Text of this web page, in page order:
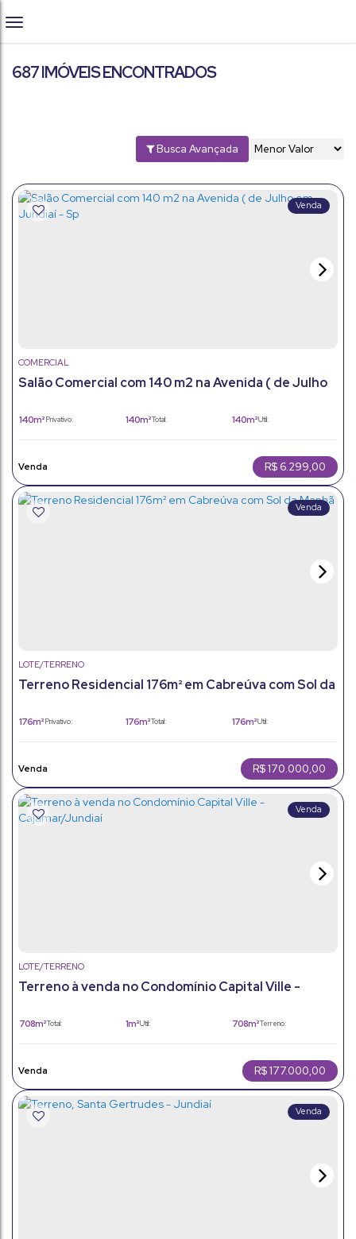
687 IMÓVEIS ENCONTRADOS
Busca Avançada
Salão Comercial com 140 m2 na Avenida ( de Julho
COMERCIAL
R$ 6.299,00
Privativo:
140m² Total:
140m² Útil:
140m²
Terreno Residencial 176m² em Cabreúva com Sol da
LOTE/TERRENO
R$170.000,00
Privativo:
176m² Total:
176m² Útil:
176m²
Terreno à venda no Condomínio Capital Ville -
LOTE/TERRENO
R$177.000,00
Total:
708m² Útil:
1m² Terreno:
708m²